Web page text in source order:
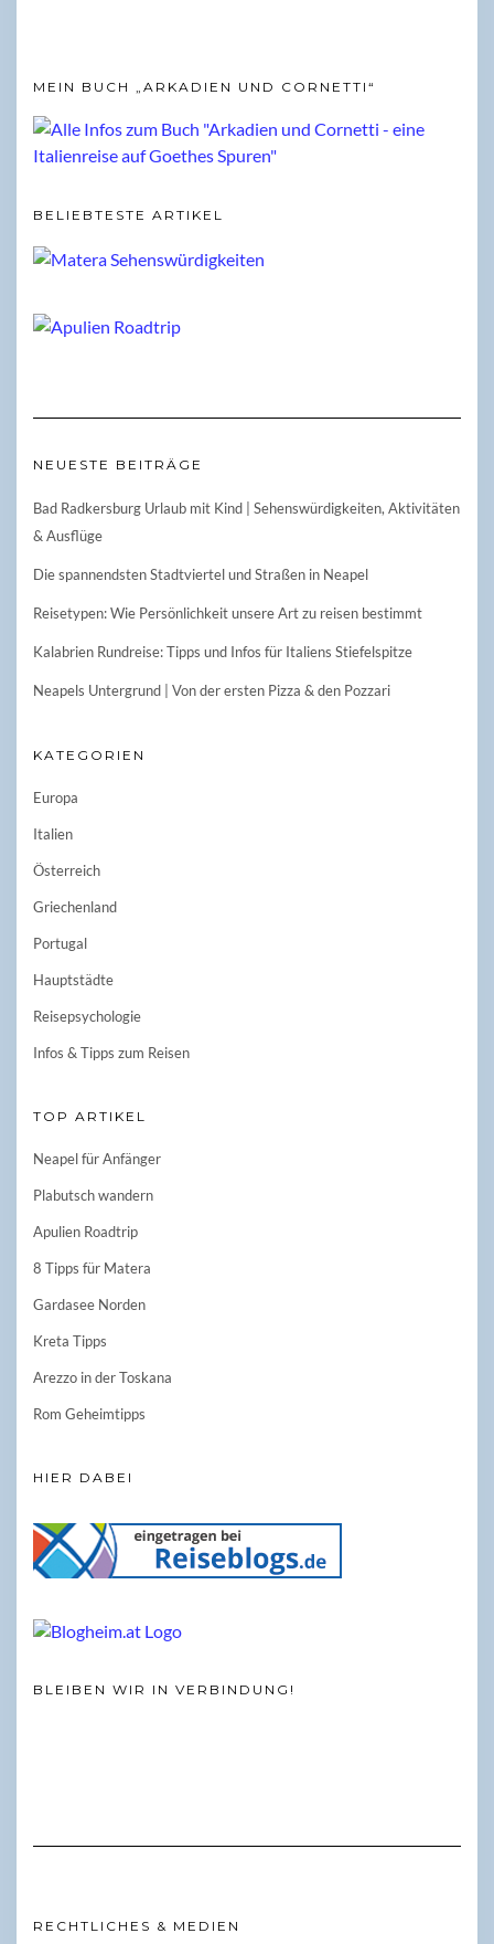
MEIN BUCH „ARKADIEN UND CORNETTI“
BELIEBTESTE ARTIKEL
NEUESTE BEITRÄGE
Bad Radkersburg Urlaub mit Kind | Sehenswürdigkeiten, Aktivitäten
& Ausflüge
Die spannendsten Stadtviertel und Straßen in Neapel
Reisetypen: Wie Persönlichkeit unsere Art zu reisen bestimmt
Kalabrien Rundreise: Tipps und Infos für Italiens Stiefelspitze
Neapels Untergrund | Von der ersten Pizza & den Pozzari
KATEGORIEN
Europa
Italien
Österreich
Griechenland
Portugal
Hauptstädte
Reisepsychologie
Infos & Tipps zum Reisen
TOP ARTIKEL
Neapel für Anfänger
Plabutsch wandern
Apulien Roadtrip
8 Tipps für Matera
Gardasee Norden
Kreta Tipps
Arezzo in der Toskana
Rom Geheimtipps
HIER DABEI
BLEIBEN WIR IN VERBINDUNG!
RECHTLICHES & MEDIEN